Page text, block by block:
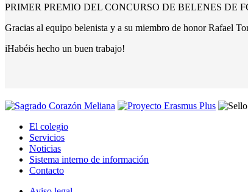
PRIMER PREMIO DEL CONCURSO DE BELENES DE
Gracias al equipo belenista y a su miembro de honor Rafael
iHabéis hecho un buen trabajo!
El colegio
Servicios
Noticias
Sistema interno de información
Contacto